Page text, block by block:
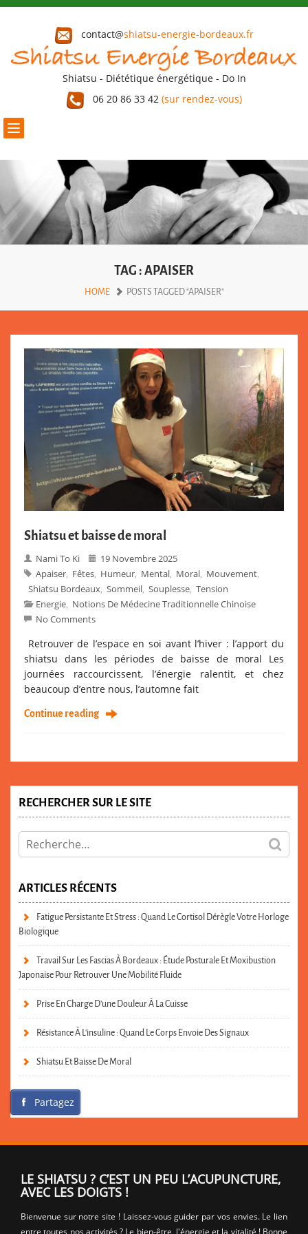
contact@shiatsu-energie-bordeaux.fr
Shiatsu - Diététique énergétique - Do In
06 20 86 33 42 (sur rendez-vous)
Toggle
navigation
TAG : APAISER
HOME POSTS TAGGED "APAISER"
Shiatsu et baisse de moral
Nami To Ki
19 Novembre 2025
Apaiser Fêtes Humeur Mental Moral Mouvement
Shiatsu Bordeaux Sommeil Souplesse Tension
Energie Notions De Médecine Traditionnelle Chinoise
No Comments
Retrouver de l’espace en soi avant l’hiver : l’apport du
shiatsu dans les périodes de baisse de moral Les
journées raccourcissent, l’énergie ralentit, et chez
beaucoup d’entre nous, l’automne fait
Continue reading
RECHERCHER SUR LE SITE
ARTICLES RÉCENTS
Fatigue Persistante Et Stress : Quand Le Cortisol Dérègle Votre Horloge
Biologique
Travail Sur Les Fascias À Bordeaux : Étude Posturale Et Moxibustion
Japonaise Pour Retrouver Une Mobilité Fluide
Prise En Charge D’une Douleur À La Cuisse
Résistance À L’insuline : Quand Le Corps Envoie Des Signaux
Shiatsu Et Baisse De Moral
Partagez
LE SHIATSU ? C’EST UN PEU L’ACUPUNCTURE,
AVEC LES DOIGTS !
Bienvenue sur notre site ! Laissez-vous guider par vos envies. Le lien